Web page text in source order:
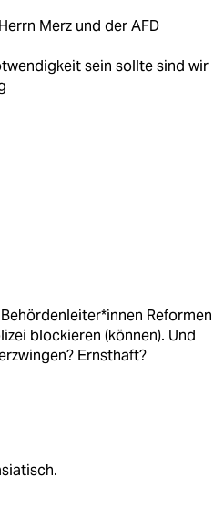
Merz und der AFD
sein sollte sind wir
Reformen
blockieren (können). Und
Ernsthaft?